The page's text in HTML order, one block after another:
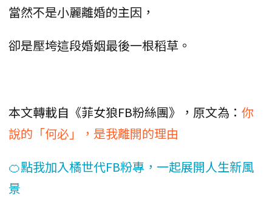
當然不是小麗離婚的主因，
卻是壓垮這段婚姻最後一根稻草。
本文轉載自《菲女狼FB粉絲團》，原文為： 你
說的「何必」，是我離開的理由
🍊點我加入橘世代FB粉專，一起展開人生新風
景